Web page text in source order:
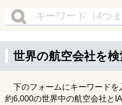
世界の航空会社を検
下のフォームにキーワード
約6,000の世界中の航空会社と